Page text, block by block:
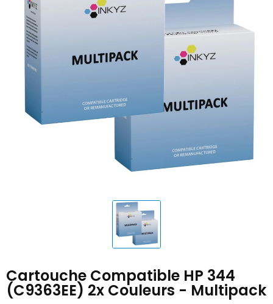
Cartouche Compatible HP 344
(C9363EE) 2x Couleurs - Multipack